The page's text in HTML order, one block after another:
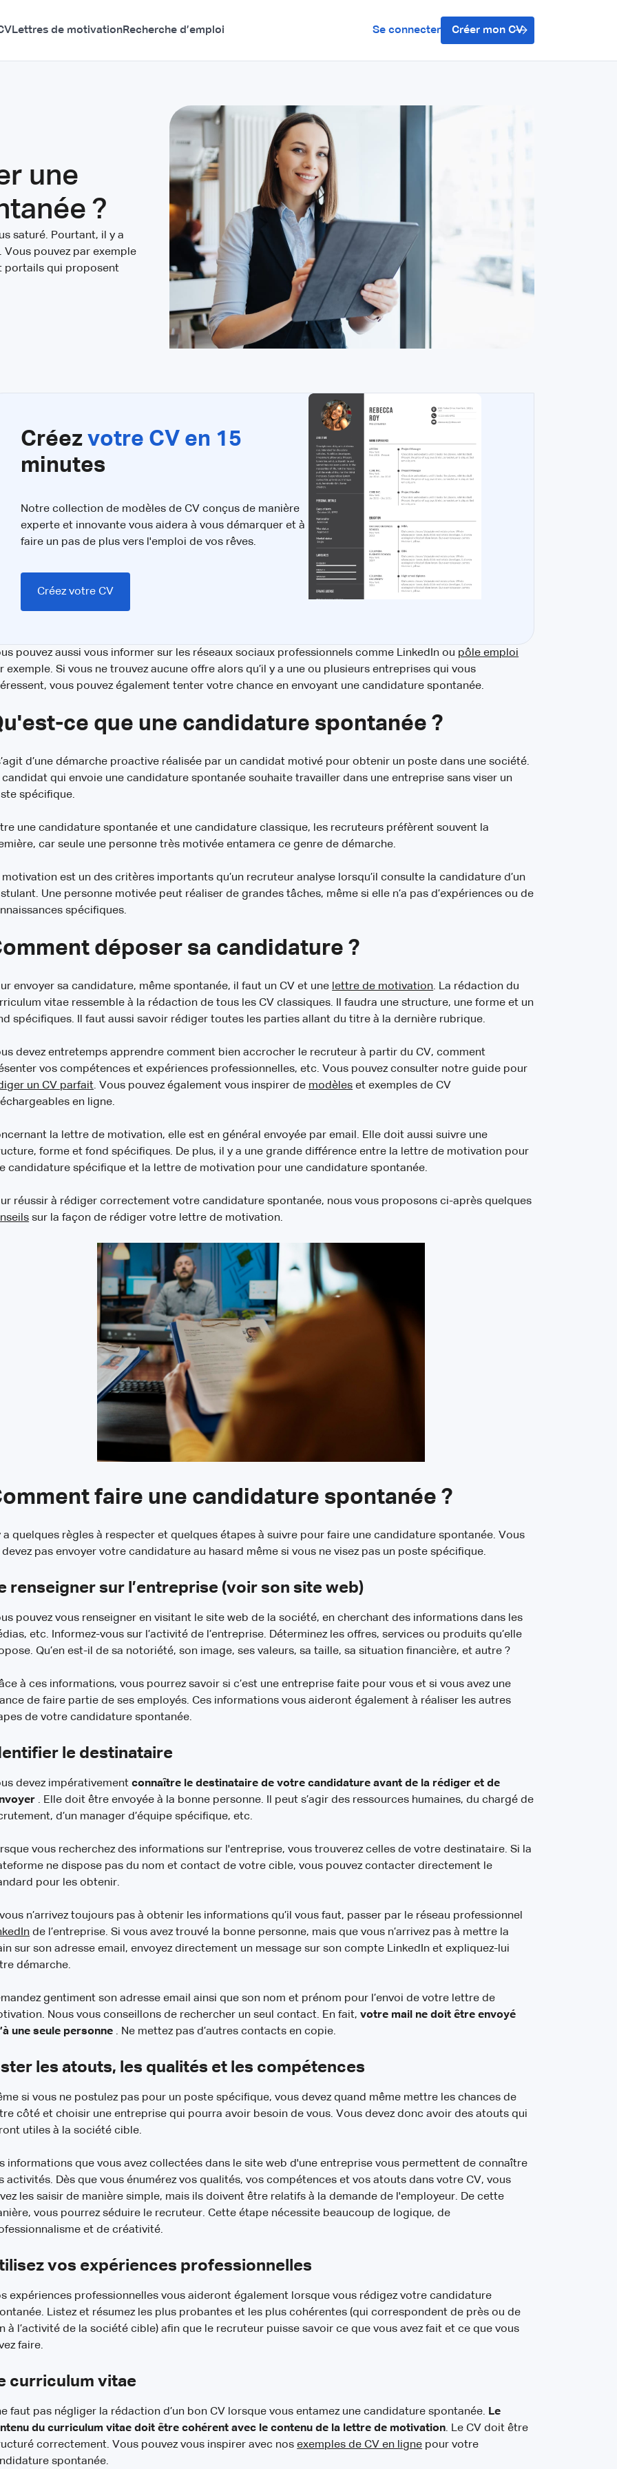
Lettres de motivationRecherche d’emploi Se connecter Créer mon CV
une
?
saturé. Pourtant, il y a
pouvez par exemple
portails qui proposent
Créezvotre CV en 15
minutes
Notre collection de modèles de CV conçus de manière
experte et innovante vous aidera à vous démarquer et à
faire un pas de plus vers l'emploi de vos rêves.
Créez votre CV
pouvez aussi vous informer sur les réseaux sociaux professionnels comme LinkedIn ou pôle emploi
exemple. Si vous ne trouvez aucune offre alors qu’il y a une ou plusieurs entreprises qui vous
vous pouvez également tenter votre chance en envoyant une candidature spontanée.
ce que une candidature spontanée ?
d’une démarche proactive réalisée par un candidat motivé pour obtenir un poste dans une société.
candidat qui envoie une candidature spontanée souhaite travailler dans une entreprise sans viser un
spécifique.
une candidature spontanée et une candidature classique, les recruteurs préfèrent souvent la
car seule une personne très motivée entamera ce genre de démarche.
motivation est un des critères importants qu’un recruteur analyse lorsqu’il consulte la candidature d’un
Une personne motivée peut réaliser de grandes tâches, même si elle n’a pas d’expériences ou de
spécifiques.
déposer sa candidature ?
envoyer sa candidature, même spontanée, il faut un CV et une lettre de motivation. La rédaction du
vitae ressemble à la rédaction de tous les CV classiques. Il faudra une structure, une forme et un
spécifiques. Il faut aussi savoir rédiger toutes les parties allant du titre à la dernière rubrique.
devez entretemps apprendre comment bien accrocher le recruteur à partir du CV, comment
vos compétences et expériences professionnelles, etc. Vous pouvez consulter notre guide pour
un CV parfait. Vous pouvez également vous inspirer de modèles et exemples de CV
en ligne.
la lettre de motivation, elle est en général envoyée par email. Elle doit aussi suivre une
forme et fond spécifiques. De plus, il y a une grande différence entre la lettre de motivation pour
candidature spécifique et la lettre de motivation pour une candidature spontanée.
réussir à rédiger correctement votre candidature spontanée, nous vous proposons ci-après quelques
sur la façon de rédiger votre lettre de motivation.
faire une candidature spontanée ?
a quelques règles à respecter et quelques étapes à suivre pour faire une candidature spontanée. Vous
devez pas envoyer votre candidature au hasard même si vous ne visez pas un poste spécifique.
renseigner sur l’entreprise (voir son site web)
pouvez vous renseigner en visitant le site web de la société, en cherchant des informations dans les
etc. Informez-vous sur l’activité de l’entreprise. Déterminez les offres, services ou produits qu’elle
Qu’en est-il de sa notoriété, son image, ses valeurs, sa taille, sa situation financière, et autre ?
à ces informations, vous pourrez savoir si c’est une entreprise faite pour vous et si vous avez une
de faire partie de ses employés. Ces informations vous aideront également à réaliser les autres
de votre candidature spontanée.
le destinataire
devez impérativementconnaître le destinataire de votre candidature avant de la rédiger et de
. Elle doit être envoyée à la bonne personne. Il peut s’agir des ressources humaines, du chargé de
d’un manager d’équipe spécifique, etc.
vous recherchez des informations sur l'entreprise, vous trouverez celles de votre destinataire. Si la
ne dispose pas du nom et contact de votre cible, vous pouvez contacter directement le
pour les obtenir.
n’arrivez toujours pas à obtenir les informations qu’il vous faut, passer par le réseau professionnel
de l’entreprise. Si vous avez trouvé la bonne personne, mais que vous n’arrivez pas à mettre la
sur son adresse email, envoyez directement un message sur son compte LinkedIn et expliquez-lui
démarche.
gentiment son adresse email ainsi que son nom et prénom pour l’envoi de votre lettre de
Nous vous conseillons de rechercher un seul contact. En fait,votre mail ne doit être envoyé
une seule personne . Ne mettez pas d’autres contacts en copie.
les atouts, les qualités et les compétences
si vous ne postulez pas pour un poste spécifique, vous devez quand même mettre les chances de
côté et choisir une entreprise qui pourra avoir besoin de vous. Vous devez donc avoir des atouts qui
utiles à la société cible.
informations que vous avez collectées dans le site web d'une entreprise vous permettent de connaître
activités. Dès que vous énumérez vos qualités, vos compétences et vos atouts dans votre CV, vous
les saisir de manière simple, mais ils doivent être relatifs à la demande de l'employeur. De cette
vous pourrez séduire le recruteur. Cette étape nécessite beaucoup de logique, de
et de créativité.
vos expériences professionnelles
expériences professionnelles vous aideront également lorsque vous rédigez votre candidature
Listez et résumez les plus probantes et les plus cohérentes (qui correspondent de près ou de
à l’activité de la société cible) afin que le recruteur puisse savoir ce que vous avez fait et ce que vous
faire.
curriculum vitae
faut pas négliger la rédaction d’un bon CV lorsque vous entamez une candidature spontanée. Le
du curriculum vitae doit être cohérent avec le contenu de la lettre de motivation. Le CV doit être
correctement. Vous pouvez vous inspirer avec nosexemples de CV en ligne pour votre
spontanée.